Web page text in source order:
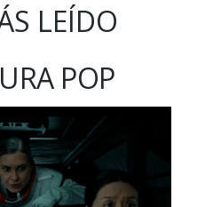
LEÍDO
POP